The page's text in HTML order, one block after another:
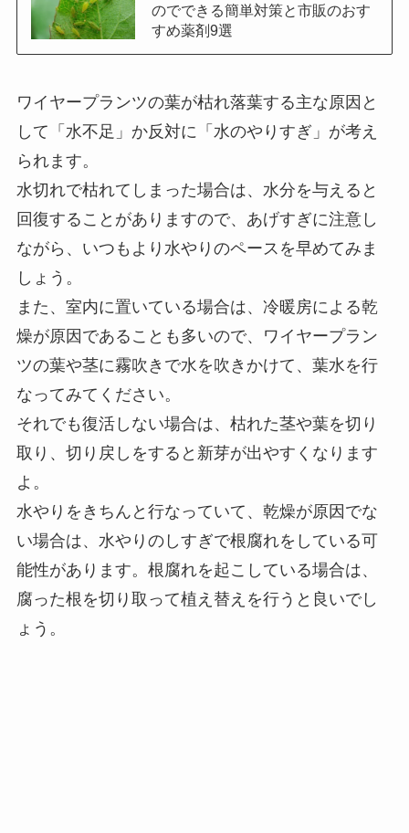
のでできる簡単対策と市販のおす
すめ薬剤9選
ワイヤープランツの葉が枯れ落葉する主な原因と
して「水不足」か反対に「水のやりすぎ」が考え
られます。
水切れで枯れてしまった場合は、水分を与えると
回復することがありますので、あげすぎに注意し
ながら、いつもより水やりのペースを早めてみま
しょう。
また、室内に置いている場合は、冷暖房による乾
燥が原因であることも多いので、ワイヤープラン
ツの葉や茎に霧吹きで水を吹きかけて、葉水を行
なってみてください。
それでも復活しない場合は、枯れた茎や葉を切り
取り、切り戻しをすると新芽が出やすくなります
よ。
水やりをきちんと行なっていて、 乾燥が原因でな
い場合は、水やりのしすぎで根腐れをしている可
能性があります。根腐れを起こしている場合は、
腐った根を切り取って植え替えを行うと良いでし
ょう。